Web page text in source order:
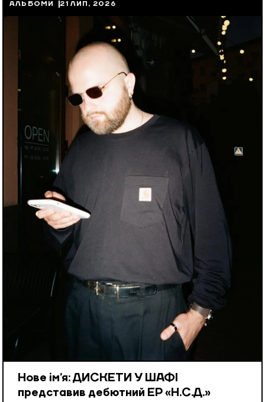
АЛЬБОМИ 21 ЛИП, 2026
Нове ім’я: ДИСКЕТИ У ШАФІ
представив дебютний EP «Н.С.Д.»